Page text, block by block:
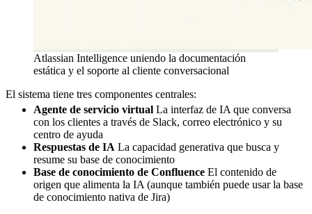
Atlassian Intelligence uniendo la documentación
estática y el soporte al cliente conversacional
El sistema tiene tres componentes centrales:
Agente de servicio virtual La interfaz de IA que conversa
con los clientes a través de Slack, correo electrónico y su
centro de ayuda
Respuestas de IA La capacidad generativa que busca y
resume su base de conocimiento
Base de conocimiento de Confluence El contenido de
origen que alimenta la IA (aunque también puede usar la base
de conocimiento nativa de Jira)